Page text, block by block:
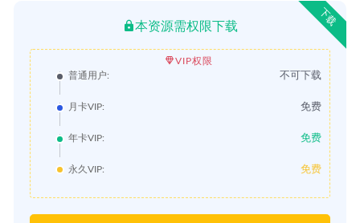
下载
本资源需权限下载
VIP权限
普通用户:
不可下载
月卡VIP: 免费
年卡VIP: 免费
永久VIP: 免费